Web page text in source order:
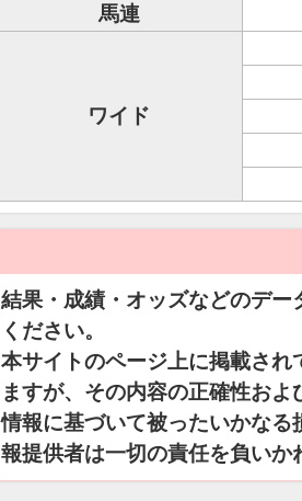
馬連
ワイド
結果・成績・オッズなどのデ
ください。
本サイトのページ上に掲載され
ますが、その内容の正確性お
情報に基づいて被ったいかな
報提供者は一切の責任を負いか